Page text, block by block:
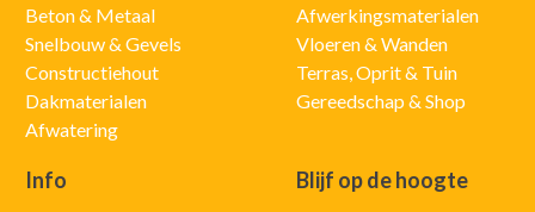
Beton & Metaal
Snelbouw & Gevels
Constructiehout
Dakmaterialen
Afwatering
Afwerkingsmaterialen
Vloeren & Wanden
Terras, Oprit & Tuin
Gereedschap & Shop
Info Blijf op de hoogte